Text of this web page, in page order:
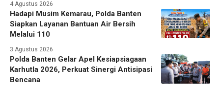
4 Agustus 2026
Hadapi Musim Kemarau, Polda Banten
Siapkan Layanan Bantuan Air Bersih
Melalui 110
3 Agustus 2026
Polda Banten Gelar Apel Kesiapsiagaan
Karhutla 2026, Perkuat Sinergi Antisipasi
Bencana